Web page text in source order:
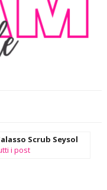
Scrub Seysol
i post